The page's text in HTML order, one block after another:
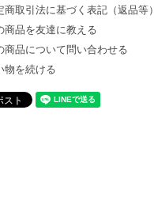
商取引法に基づく表記（返品等）
商品を友達に教える
商品について問い合わせる
物を続ける